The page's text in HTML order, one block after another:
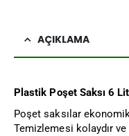
AÇIKLAMA
Plastik Poşet Saksı 6
Poşet saksılar
Temizlemesi kolaydır